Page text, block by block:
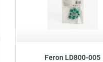
Feron LD800-005